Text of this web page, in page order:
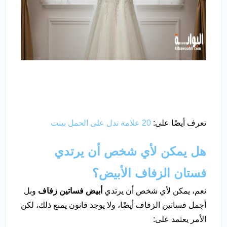
تعرف أيضًا على: 20 علامة تدل على الحمل ببنت
هل يمكن لأي شخص أن يرتدي
فستان الزفاف الأبيض؟
نعم، يمكن لأي شخص أن يرتدي أبيض فساتين زفاف وبل
أجمل فساتين الزفاف أيضًا، ولا يوجد قانون يمنع ذلك، لكن
الأمر يعتمد على: